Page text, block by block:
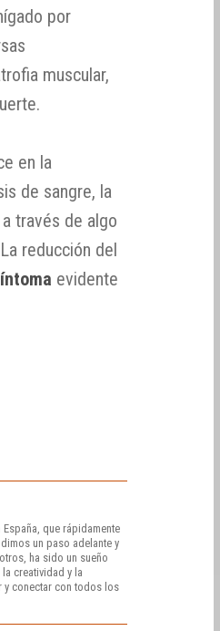
por
muscular,
en la
de sangre, la
través de algo
reducción del
evidente
que rápidamente
un paso adelante y
ha sido un sueño
creatividad y la
y conectar con todos los